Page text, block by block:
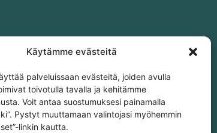
Käytämme evästeitä
palveluissaan evästeitä, joiden avulla
toivotulla tavalla ja kehitämme
Voit antaa suostumuksesi painamalla
Pystyt muuttamaan valintojasi myöhemmin
linkin kautta.